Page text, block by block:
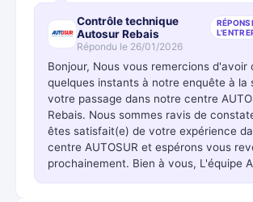
Contrôle technique
Autosur Rebais
Répondu le 26/01/2026
Bonjour, Nous vous remercions d'avoir
quelques instants à notre enquête à la
votre passage dans notre centre
Rebais. Nous sommes ravis de
êtes satisfait(e) de votre expérience
centre AUTOSUR et espérons vous
prochainement. Bien à vous, L'équipe